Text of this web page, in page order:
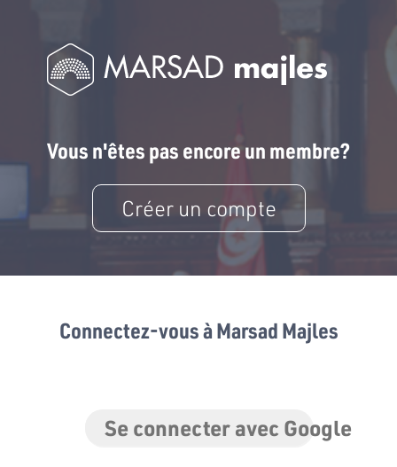
Vous n'êtes pas encore un membre?
Créer un compte
Connectez-vous à Marsad Majles
Se connecter avec Google